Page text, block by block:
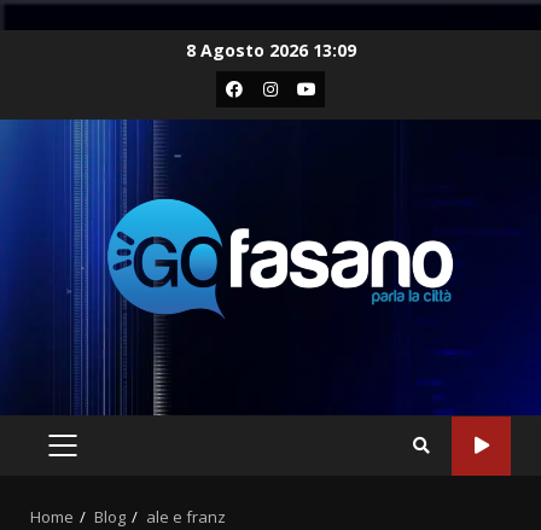
8 Agosto 2026 13:09
Facebook
Instagram
Youtube
PRIMARY
Home Blog ale e franz